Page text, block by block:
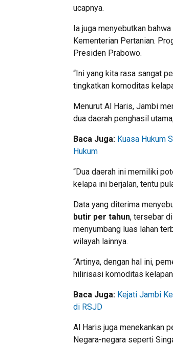
ucapnya.
Ia juga menyebutkan
Kementerian Pertanian.
Presiden Prabowo.
“Ini yang kita rasa sangat
tingkatkan komoditas
Menurut Al Haris, Jambi
dua daerah penghasil
Baca Juga: Kuasa Hukum
Hukum
“Dua daerah ini memiliki
kelapa ini berjalan, tentu
Data yang diterima
butir per tahun, tersebar
menyumbang luas lahan
wilayah lainnya.
“Artinya, dengan hal ini,
hilirisasi komoditas
Baca Juga: Kejati Jambi
di RSJD
Al Haris juga menekankan
Negara-negara seperti